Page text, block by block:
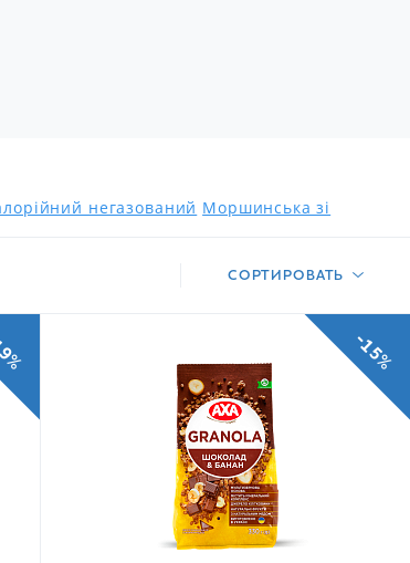
негазований Моршинська зі
СОРТИРОВАТЬ
-15%